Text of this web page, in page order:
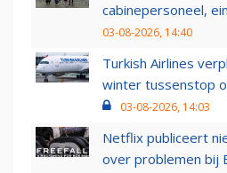
cabinepersoneel,
03-08-2026, 14:40
Turkish Airlines
winter tussenstop
03-08-2026, 14:03
Netflix publiceert
over problemen bij